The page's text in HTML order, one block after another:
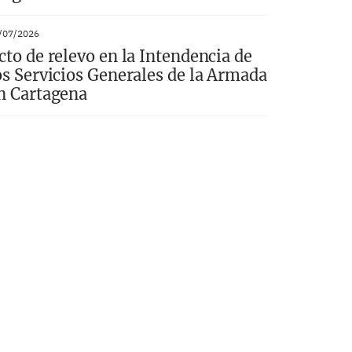
07/2026
de relevo en la Intendencia de
Servicios Generales de la Armada
Cartagena